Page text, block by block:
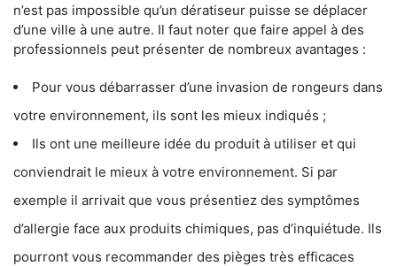
n’est pas impossible qu’un dératiseur puisse se déplacer
d’une ville à une autre. Il faut noter que faire appel à des
professionnels peut présenter de nombreux avantages :
Pour vous débarrasser d’une invasion de rongeurs dans
votre environnement, ils sont les mieux indiqués ;
Ils ont une meilleure idée du produit à utiliser et qui
conviendrait le mieux à votre environnement. Si par
exemple il arrivait que vous présentiez des symptômes
d’allergie face aux produits chimiques, pas d’inquiétude. Ils
pourront vous recommander des pièges très efficaces